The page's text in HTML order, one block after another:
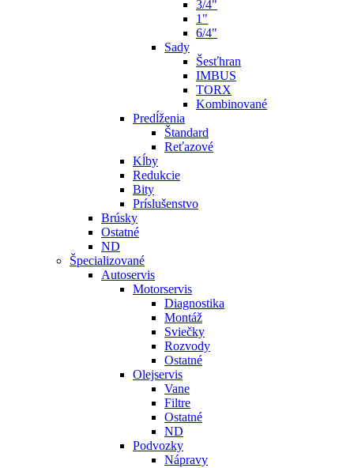
3/4"
1"
6/4"
Sady
Šesťhran
IMBUS
TORX
Kombinované
Predĺženia
Štandard
Reťazové
Kĺby
Redukcie
Bity
Príslušenstvo
Brúsky
Ostatné
ND
Špecializované
Autoservis
Motorservis
Diagnostika
Montáž
Sviečky
Rozvody
Ostatné
Olejservis
Vane
Filtre
Ostatné
ND
Podvozky
Nápravy